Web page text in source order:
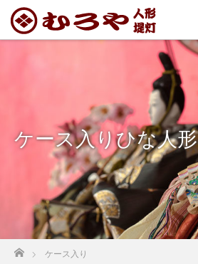
ケース入りひな人形
ホーム
ケース入り